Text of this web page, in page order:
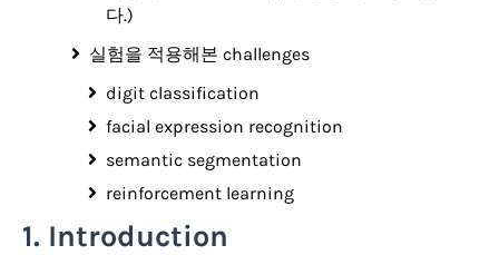
다.)
실험을 적용해본 challenges
digit classification
facial expression recognition
semantic segmentation
reinforcement learning
1. Introduction